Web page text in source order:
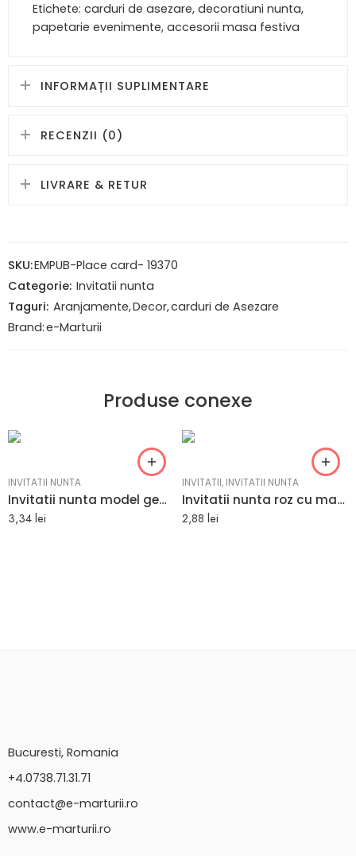
Etichete: carduri de asezare, decoratiuni nunta,
papetarie evenimente, accesorii masa festiva
INFORMAȚII SUPLIMENTARE
RECENZII (0)
LIVRARE & RETUR
SKU:EMPUB-Place card- 19370
Categorie: Invitatii nunta
Taguri: Aranjamente,Decor,carduri de Asezare
Brand:e-Marturii
Produse conexe
INVITATII NUNTA
Invitatii nunta model geometric linii aurii 17 x 17.6 cm
3,34lei
INVITATII, INVITATII NUNTA
Invitatii nunta roz cu masina de epoca 19.5 x 9.7 cm
2,88 lei
Bucuresti, Romania
+4.0738.71.31.71
contact@e-marturii.ro
www.e-marturii.ro